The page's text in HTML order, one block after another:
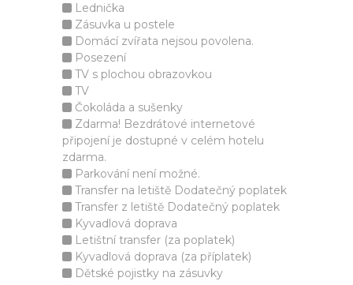
Lednička
Zásuvka u postele
Domácí zvířata nejsou povolena.
Posezení
TV s plochou obrazovkou
TV
Čokoláda a sušenky
Zdarma! Bezdrátové internetové
připojení je dostupné v celém hotelu
zdarma.
Parkování není možné.
Transfer na letiště Dodatečný poplatek
Transfer z letiště Dodatečný poplatek
Kyvadlová doprava
Letištní transfer (za poplatek)
Kyvadlová doprava (za příplatek)
Dětské pojistky na zásuvky